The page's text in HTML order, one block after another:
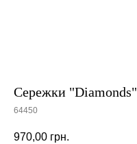
Сережки "Diamonds"
64450
970,00 грн.